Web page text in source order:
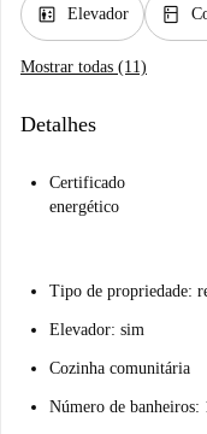
elevator Elevador kitchen
Mostrar todas (11)
Detalhes
Certificado
energético
Tipo de propriedade:
Elevador: sim
Cozinha comunitária
Número de banheiros: